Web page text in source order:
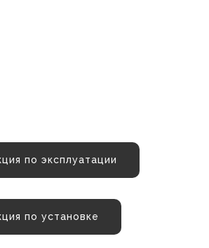
по эксплуатации
по установке